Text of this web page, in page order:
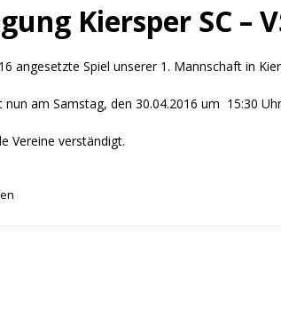
Kiersper SC –
angesetzte Spiel unserer 1. Mannschaft in
am Samstag, den 30.04.2016 um 15:30
Vereine verständigt.